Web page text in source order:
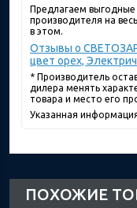
Предлагаем выгодные
производителя на
в этом.
Отзывы о
цвет орех,
* Производитель
дилера менять
товара и место его
Указанная
ПОХОЖИЕ